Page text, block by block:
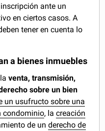
ante un
en ciertos casos. A
tener en cuenta lo
a bienes inmuebles
laventa, transmisión,
sobre un bien
un usufructo sobre una
condominio, lacreación
de underecho de